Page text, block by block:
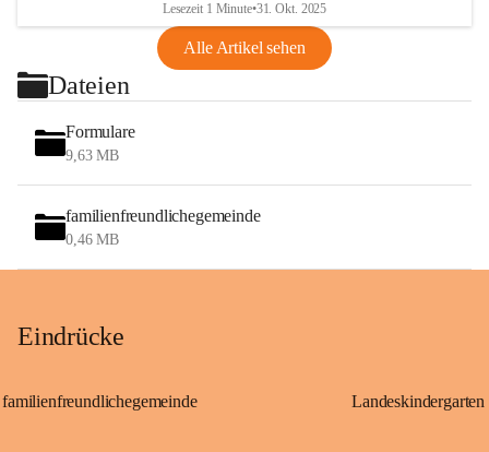
Lesezeit 1 Minute•31. Okt. 2025
Alle Artikel sehen
Dateien
Formulare
9,63 MB
familienfreundlichegemeinde
0,46 MB
Eindrücke
familienfreundlichegemeinde